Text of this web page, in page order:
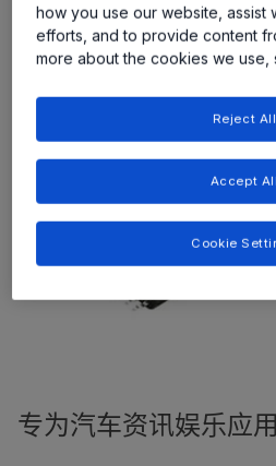
联系我们
Share
专为汽车资讯娱乐应
how you use our website, assist
efforts, and to provide content
more about the cookies we
Reject All
Accept All
Cookie